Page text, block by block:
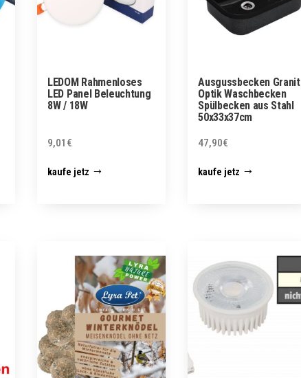
LEDOM Rahmenloses
LED Panel Beleuchtung
8W / 18W
9,01 €
kaufe jetz
Ausgussbecken Granit
Optik Waschbecken
Spülbecken aus Stahl
50x33x37cm
47,90€
kaufe jetz